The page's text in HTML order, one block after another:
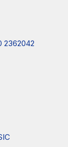
2362042